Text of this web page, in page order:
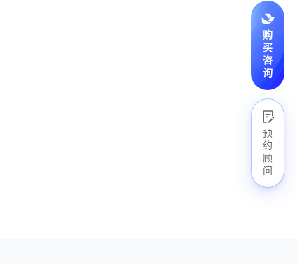
购
买
咨
询
预
约
顾
问